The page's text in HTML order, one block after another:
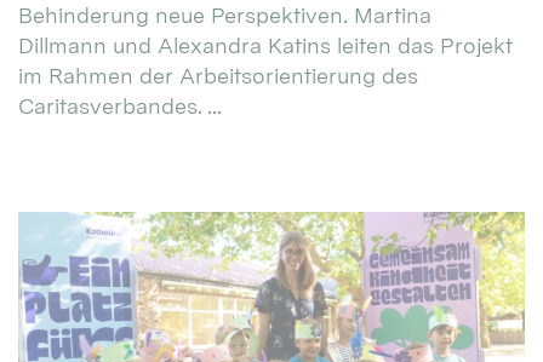
Behinderung neue Perspektiven. Martina
Dillmann und Alexandra Katins leiten das Projekt
im Rahmen der Arbeitsorientierung des
Caritasverbandes. ...